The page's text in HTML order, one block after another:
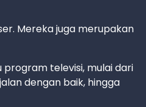
Mereka juga merupakan
televisi, mulai dari
dengan baik, hingga